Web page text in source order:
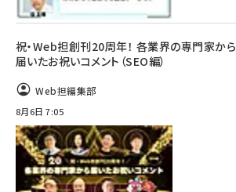
祝・Web担創刊20周年！ 各業界の専門家から
届いたお祝いコメント（SEO編）
Web担編集部
8月6日 7:05